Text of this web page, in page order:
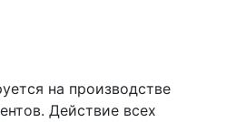
на производстве
Действие всех